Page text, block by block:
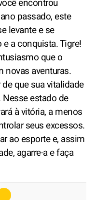
encontrou
passado, este
levante e se
a conquista. Tigre!
que o
novas aventuras.
que sua vitalidade
estado de
à vitória, a menos
seus excessos.
ao esporte e, assim
agarre-a e faça